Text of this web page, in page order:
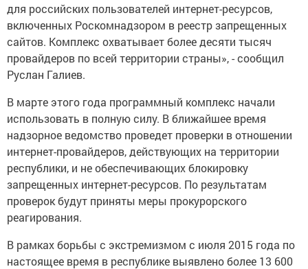
для российских пользователей интернет-ресурсов,
включенных Роскомнадзором в реестр запрещенных
сайтов. Комплекс охватывает более десяти тысяч
провайдеров по всей территории страны», - сообщил
Руслан Галиев.
В марте этого года программный комплекс начали
использовать в полную силу. В ближайшее время
надзорное ведомство проведет проверки в отношении
интернет-провайдеров, действующих на территории
республики, и не обеспечивающих блокировку
запрещенных интернет-ресурсов. По результатам
проверок будут приняты меры прокурорского
реагирования.
В рамках борьбы с экстремизмом с июля 2015 года по
настоящее время в республике выявлено более 13 600